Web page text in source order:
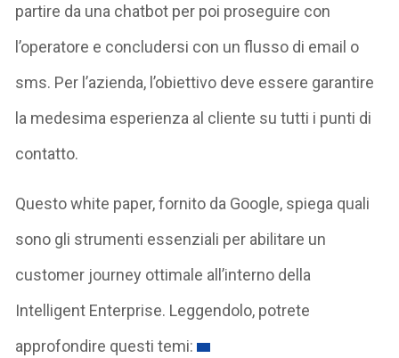
partire da una chatbot per poi proseguire con
l’operatore e concludersi con un flusso di email o
sms. Per l’azienda, l’obiettivo deve essere garantire
la medesima esperienza al cliente su tutti i punti di
contatto.
Questo white paper, fornito da Google, spiega quali
sono gli strumenti essenziali per abilitare un
customer journey ottimale all’interno della
Intelligent Enterprise. Leggendolo, potrete
approfondire questi temi: